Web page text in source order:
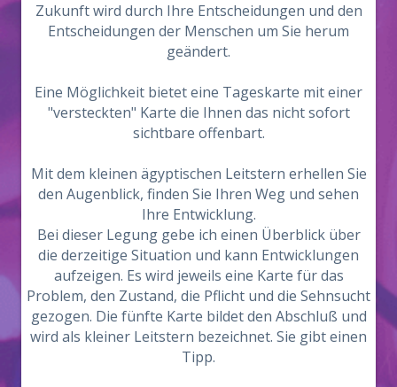
Zukunft wird durch Ihre Entscheidungen und den
Entscheidungen der Menschen um Sie herum
geändert.
Eine Möglichkeit bietet eine Tageskarte mit einer
"versteckten" Karte die Ihnen das nicht sofort
sichtbare offenbart.
Mit dem kleinen ägyptischen Leitstern erhellen Sie
den Augenblick, finden Sie Ihren Weg und sehen
Ihre Entwicklung.
Bei dieser Legung gebe ich einen Überblick über
die derzeitige Situation und kann Entwicklungen
aufzeigen. Es wird jeweils eine Karte für das
Problem, den Zustand, die Pflicht und die Sehnsucht
gezogen. Die fünfte Karte bildet den Abschluß und
wird als kleiner Leitstern bezeichnet. Sie gibt einen
Tipp.